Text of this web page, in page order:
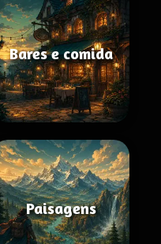
Bares e comida
Paisagens